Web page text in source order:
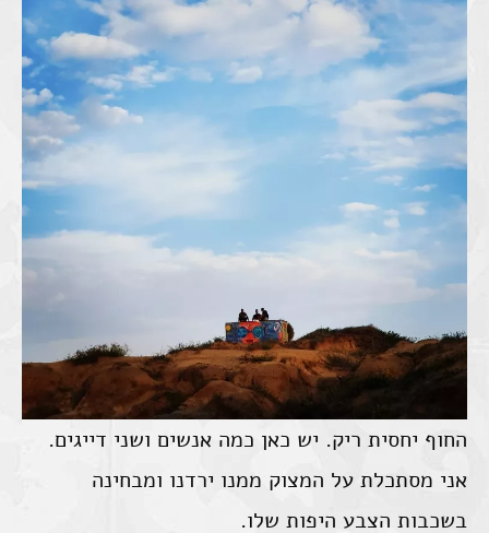
החוף יחסית ריק. יש כאן כמה אנשים ושני דייגים.
אני מסתכלת על המצוק ממנו ירדנו ומבחינה
בשכבות הצבע היפות שלו.